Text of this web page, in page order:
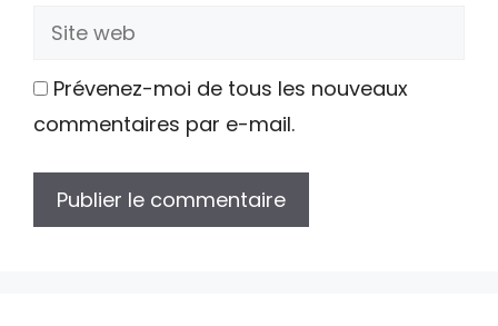
Site
Prévenez-moi de tous les nouveaux
commentaires par e-mail.